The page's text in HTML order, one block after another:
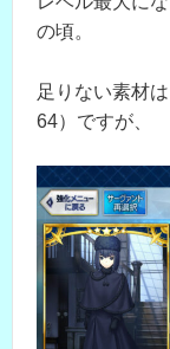
の頃。
足りない素材
64）ですが、